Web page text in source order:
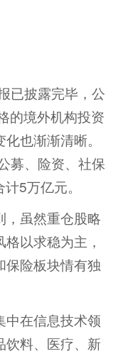
披露完毕，公
的境外机构投资
也渐渐清晰。
募、险资、社保
5万亿元。
虽然重仓股略
以求稳为主，
保险板块情有独
在信息技术领
饮料、医疗、新